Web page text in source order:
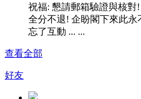
祝福: 懇請郵箱驗證與核
全分不退! 企盼閣下來此永
忘了互動 ... ...
查看全部
好友